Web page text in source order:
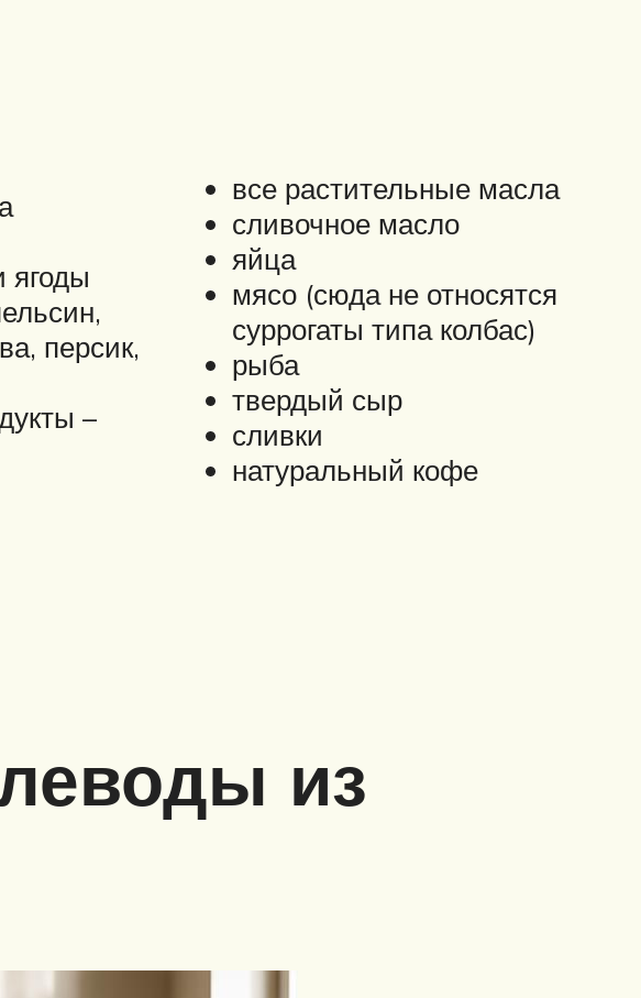
ягоды
персик,
–
все растительные масла
сливочное масло
яйца
мясо (сюда не относятся
суррогаты типа колбас)
рыба
твердый сыр
сливки
натуральный кофе
из